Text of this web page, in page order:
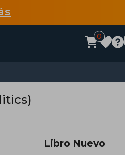
0
Libro Nuevo